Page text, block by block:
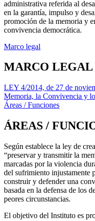
administrativa referida al
en la garantía, impulso y
promoción de la memoria y
convivencia democrática.
Marco legal
MARCO LEGAL
LEY 4/2014, de 27 de
Memoria, la Convivencia y
Áreas / Funciones
ÁREAS /
Según establece la ley de
“preservar y transmitir la
marcadas por la violencia
del sufrimiento injustamente
construir y defender una
basada en la defensa de los
peores circunstancias.
El objetivo del Instituto es